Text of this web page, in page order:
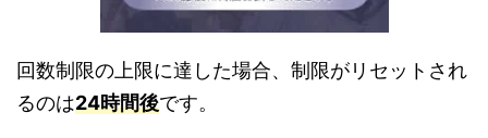
回数制限の上限に達した場合、制限がリセットされ
るのは24時間後です。